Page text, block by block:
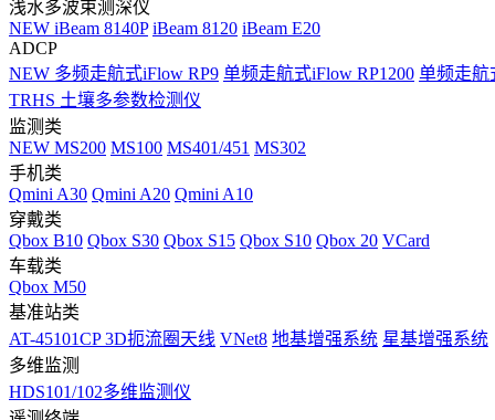
浅水多波束测深仪
NEW iBeam 8140P iBeam 8120 iBeam E20
ADCP
NEW 多频走航式iFlow RP9 单频走航式iFlow RP1200 单频走航
TRHS 土壤多参数检测仪
监测类
NEW MS200 MS100 MS401/451 MS302
手机类
Qmini A30 Qmini A20 Qmini A10
穿戴类
Qbox B10 Qbox S30 Qbox S15 Qbox S10 Qbox 20 VCard
车载类
Qbox M50
基准站类
AT-45101CP 3D扼流圈天线 VNet8 地基增强系统 星基增强系统
多维监测
HDS101/102多维监测仪